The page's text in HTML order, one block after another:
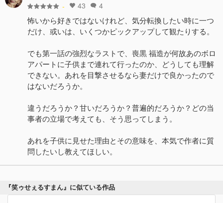
- 43 4
怖いから好きではないけれど、気分転換したい時に一つ
だけ、或いは、いくつかピックアップして観たりする。
でも第一話の強烈なラストで、喪黒 福造が何故あのボロ
アパートに子供まで連れて行ったのか、どうしても理解
できない。あれを目撃させるなら妻だけで良かったので
はないだろうか。
違うだろうか？甘いだろうか？普遍的だろうか？どの当
事者の立場で考えても、そう思ってしまう。
あれを子供に見せた理由とその意味を、本気で作者に質
問したいし教えてほしい。
『笑ゥせぇるすまん』に似ている作品